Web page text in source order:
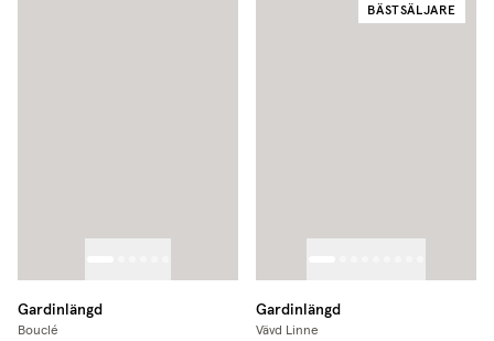
Gardinlängd
Bouclé
BÄSTSÄLJARE
Gardinlängd
Vävd Linne